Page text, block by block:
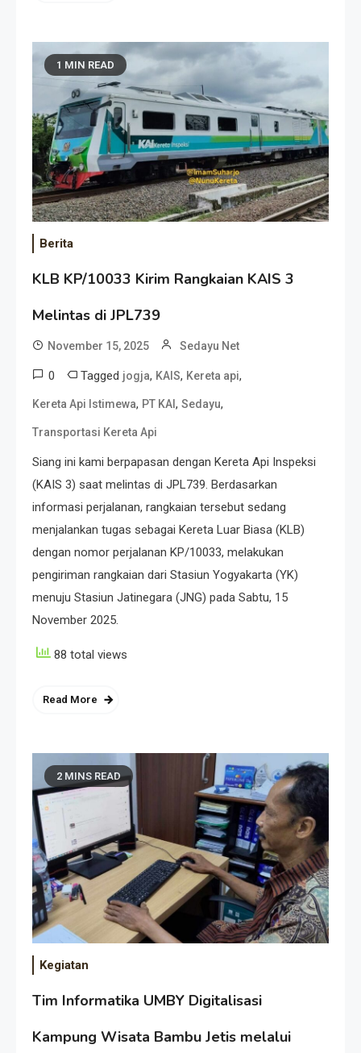
1 MIN READ
Berita
KLB KP/10033 Kirim Rangkaian KAIS 3
Melintas di JPL739
November 15, 2025 Sedayu Net
0 Tagged jogja, KAIS, Kereta api,
Kereta Api Istimewa, PT KAI, Sedayu,
Transportasi Kereta Api
Siang ini kami berpapasan dengan Kereta Api Inspeksi
(KAIS 3) saat melintas di JPL739. Berdasarkan
informasi perjalanan, rangkaian tersebut sedang
menjalankan tugas sebagai Kereta Luar Biasa (KLB)
dengan nomor perjalanan KP/10033, melakukan
pengiriman rangkaian dari Stasiun Yogyakarta (YK)
menuju Stasiun Jatinegara (JNG) pada Sabtu, 15
November 2025.
88 total views
Read More
2 MINS READ
Kegiatan
Tim Informatika UMBY Digitalisasi
Kampung Wisata Bambu Jetis melalui